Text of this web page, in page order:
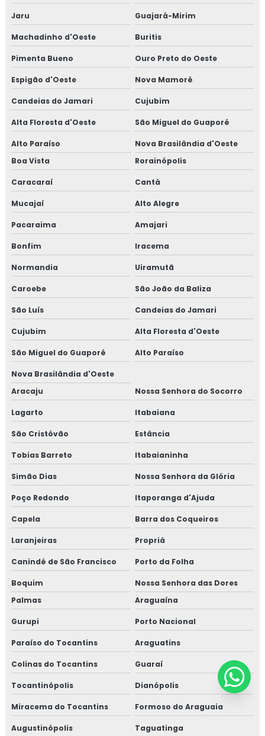
Jaru Guajará-Mirim
Machadinho d'Oeste Buritis
Pimenta Bueno Ouro Preto do Oeste
Espigão d'Oeste Nova Mamoré
Candeias do Jamari Cujubim
Alta Floresta d'Oeste São Miguel do Guaporé
Alto Paraíso
Nova Brasilândia d'Oeste
Boa Vista
Rorainópolis
Caracaraí Cantá
Mucajaí Alto Alegre
Pacaraima Amajari
Bonfim Iracema
Normandia Uiramutã
Caroebe São João da Baliza
São Luís Candeias do Jamari
Cujubim Alta Floresta d'Oeste
São Miguel do Guaporé Alto Paraíso
Nova Brasilândia d'Oeste
Aracaju
Nossa Senhora do Socorro
Lagarto Itabaiana
São Cristóvão Estância
Tobias Barreto Itabaianinha
Simão Dias Nossa Senhora da Glória
Poço Redondo Itaporanga d'Ajuda
Capela Barra dos Coqueiros
Laranjeiras Propriá
Canindé de São Francisco Porto da Folha
Boquim
Nossa Senhora das Dores
Palmas
Araguaína
Gurupi Porto Nacional
Paraíso do Tocantins Araguatins
Colinas do Tocantins Guaraí
Tocantinópolis Dianópolis
Miracema do Tocantins Formoso do Araguaia
Augustinópolis Taguatinga